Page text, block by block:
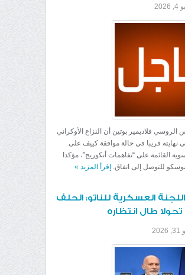
2026
الروسي فلاديمير بوتين أن النزاع الأوكراني
نهايته قريبا في حالة موافقة كييف على
القائمة على “تفاهمات أنكوريج”، مؤكدا
للتوصل إلى اتفاق. إقرأ المزيد »
العسكرية للناتو: الحلف
طال انتظاره